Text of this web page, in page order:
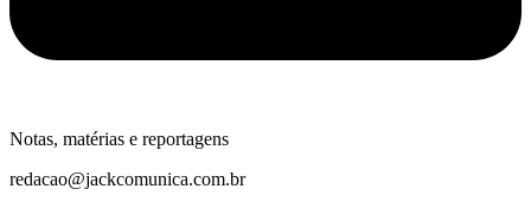
Notas, matérias e reportagens
redacao@jackcomunica.com.br